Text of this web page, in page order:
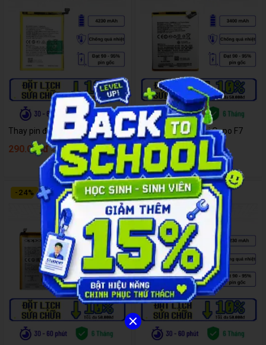
Thay pin điện thoại Oppo A15s
290.000đ 410.000đ
Thay pin điện thoại Oppo F7
295.000đ 390.000đ
- 24% -24%